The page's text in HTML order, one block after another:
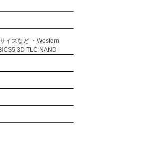
イズなど ・Western
3D TLC NAND